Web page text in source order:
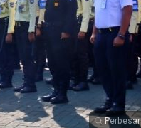
Perbesar